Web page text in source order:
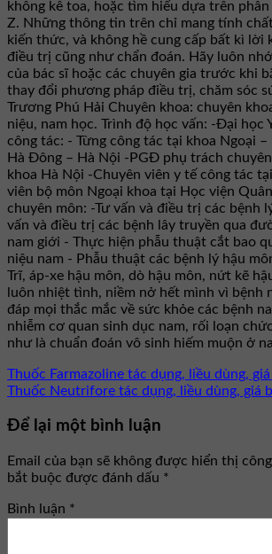
không kê toa, hoặc tìm hiểu dựa trên
Z. Những thông tin trên chỉ mang tính
kiến thức, và không hề cung cấp bất kì lời
điều trị cũng như chẩn đoán. Hãy luôn
của bác sĩ hoặc các chuyên gia trước khi
thay đổi phương pháp điều trị, chăm sóc
Trương Phú Hải Chuyên khoa: chuyên
niệu, nam học. Trình độ học vấn: -Đại học
công tác: - Từng công tác tại khoa Ngoại
Hà Đông – Hà Nội -PGĐ phụ trách
khoa Hà Nội -Chuyên viên y tế công tác
viên bộ môn Ngoại khoa tại Học viện
chuyên môn: -Tư vấn và điều trị các bệnh
vấn và điều trị các bệnh lây truyền qua
nam giới - Thực hiện phẫu thuật cắt bao
niệu nam - Phẫu thuật các bệnh lý hậu
Trĩ, áp-xe hậu môn, dò hậu môn, nứt kẽ
luôn nhiệt tình, niềm nở hết mình vì bệnh
đáp mọi thắc mắc về sức khỏe các bệnh
nhiễm cơ quan sinh dục nam, rối loạn
như là chuẩn đoán vô sinh hiếm muộn ở
Thuốc Farmazoline tác dụng, liều dùng,
Thuốc Neutrifore tác dụng, liều dùng, giá
Để lại một bình luận
Email của bạn sẽ không được hiển thị
bắt buộc được đánh dấu *
Bình luận *